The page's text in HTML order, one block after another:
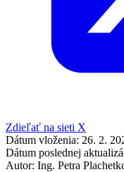
Zdieľať na sieti X
Dátum vloženia: 26. 2.
Dátum poslednej
Autor: Ing. Petra